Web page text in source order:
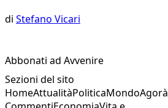
di Stefano Vicari
Abbonati ad Avvenire
Sezioni del sito
HomeAttualitàPoliticaMondoAgorà